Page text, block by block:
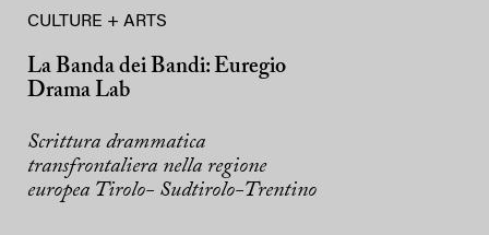
CULTURE + ARTS
La Banda dei Bandi: Euregio
Drama Lab
Scrittura drammatica
transfrontaliera nella regione
europea Tirolo- Sudtirolo-Trentino